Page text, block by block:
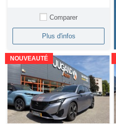
Comparer
Plus d'infos
NOUVEAUTÉ